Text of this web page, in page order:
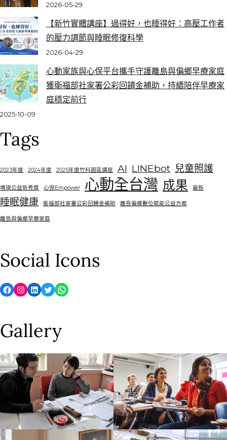
2026-05-29
【新竹實體講座】過得好，也睡得好：高壓工作者
的壓力調節與睡眠修復科學
2026-04-29
心動家族與心保平台攜手守護離島與偏鄉早療家庭
獲衛福部社家署公彩回饋金補助，持續陪伴早療家
庭穩定前行
2025-10-09
Tags
2023年度 2024年度 2025年度竹科園區講座 AI LINEbot 兒童照護
堉璘公益新秀獎 心保Empower 心動全台灣 成果 最新
睡眠健康 衛福部社家署公彩回饋金補助 離島偏鄉數位賦能公益方案
離島與偏鄉早療家庭
Social Icons
Facebook Instagram LinkedIn Twitter WhatsApp
Gallery